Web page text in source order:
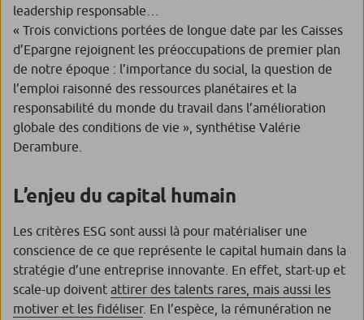
leadership responsable…
« Trois convictions portées de longue date par les Caisses
d’Epargne rejoignent les préoccupations de premier plan
de notre époque : l’importance du social, la question de
l’emploi raisonné des ressources planétaires et la
responsabilité du monde du travail dans l’amélioration
globale des conditions de vie » , synthétise Valérie
Derambure.
L’enjeu du capital humain
Les critères ESG sont aussi là pour matérialiser une
conscience de ce que représente le capital humain dans la
stratégie d’une entreprise innovante. En effet, start-up et
scale-up doivent attirer des talents rares, mais aussi les
motiver et les fidéliser. En l’espèce, la rémunération ne